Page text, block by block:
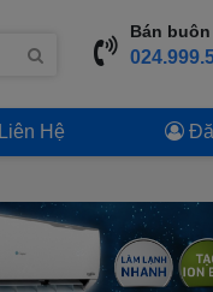
Bán
Hệ